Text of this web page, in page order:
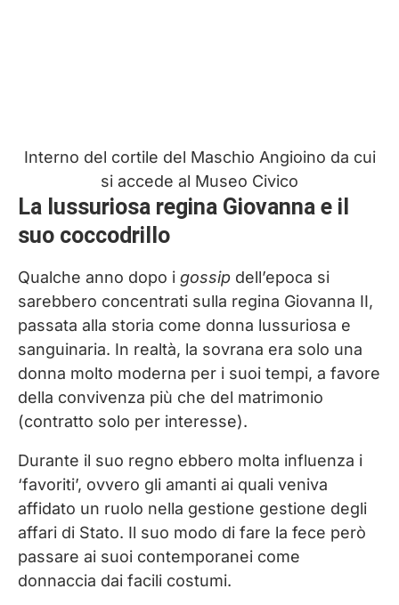
Interno del cortile del Maschio Angioino da cui
si accede al Museo Civico
La lussuriosa regina Giovanna e il
suo coccodrillo
Qualche anno dopo i gossip dell’epoca si
sarebbero concentrati sulla regina Giovanna II,
passata alla storia come donna lussuriosa e
sanguinaria. In realtà, la sovrana era solo una
donna molto moderna per i suoi tempi, a favore
della convivenza più che del matrimonio
(contratto solo per interesse).
Durante il suo regno ebbero molta influenza i
‘favoriti’, ovvero gli amanti ai quali veniva
affidato un ruolo nella gestione gestione degli
affari di Stato. Il suo modo di fare la fece però
passare ai suoi contemporanei come
donnaccia dai facili costumi.